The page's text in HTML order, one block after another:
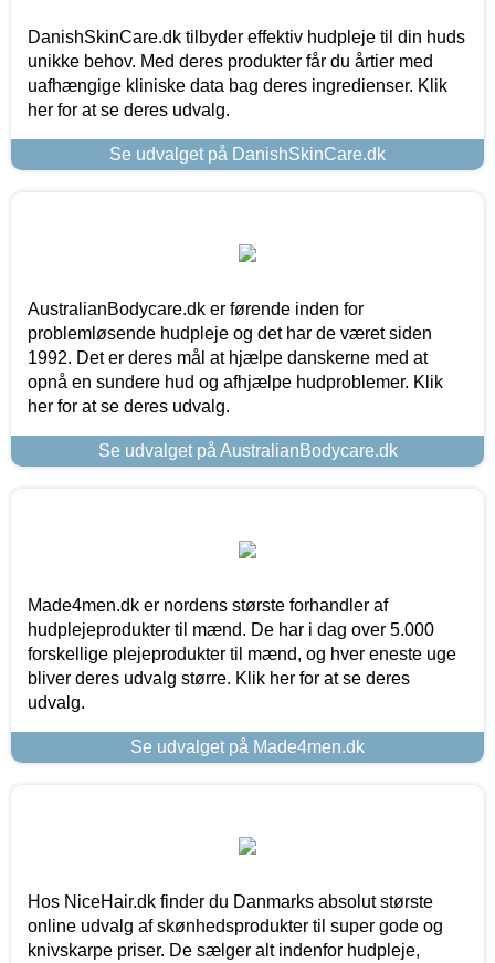
DanishSkinCare.dk tilbyder effektiv hudpleje til din huds
unikke behov. Med deres produkter får du årtier med
uafhængige kliniske data bag deres ingredienser. Klik
her for at se deres udvalg.
Se udvalget på DanishSkinCare.dk
AustralianBodycare.dk er førende inden for
problemløsende hudpleje og det har de været siden
1992. Det er deres mål at hjælpe danskerne med at
opnå en sundere hud og afhjælpe hudproblemer. Klik
her for at se deres udvalg.
Se udvalget på AustralianBodycare.dk
Made4men.dk er nordens største forhandler af
hudplejeprodukter til mænd. De har i dag over 5.000
forskellige plejeprodukter til mænd, og hver eneste uge
bliver deres udvalg større. Klik her for at se deres
udvalg.
Se udvalget på Made4men.dk
Hos NiceHair.dk finder du Danmarks absolut største
online udvalg af skønhedsprodukter til super gode og
knivskarpe priser. De sælger alt indenfor hudpleje,